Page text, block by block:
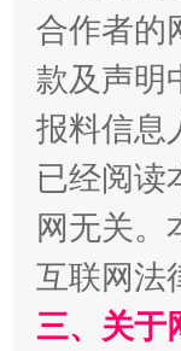
揭批
合作者的
款及声明
报料信息
已经阅读
网无关。
互联网法
三、关于